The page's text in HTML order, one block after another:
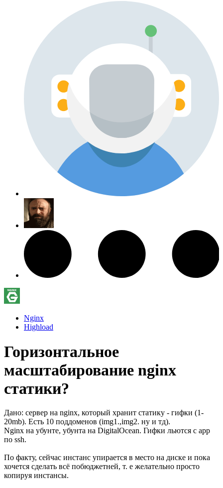
Nginx
Highload
Горизонтальное
масштабирование nginx
статики?
Дано: сервер на nginx, который хранит статику - гифки (1-
20mb). Есть 10 поддоменов (img1.,img2. ну и тд).
Nginx на убунте, убунта на DigitalOcean. Гифки льются с app
по ssh.
По факту, сейчас инстанс упирается в место на диске и пока
хочется сделать всё побюджетней, т. е желательно просто
копируя инстансы.